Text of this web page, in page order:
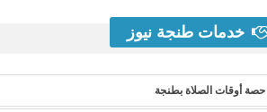
خدمات طنجة نيوز
حصة أوقات الصلاة بطنجة